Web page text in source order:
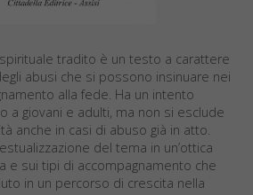
spirituale tradito è un testo a carattere
abusi che si possono insinuare nei
alla fede. Ha un intento
a giovani e adulti, ma non si esclude
anche in casi di abuso già in atto.
del tema in un’ottica
e sui tipi di accompagnamento che
in un percorso di crescita nella